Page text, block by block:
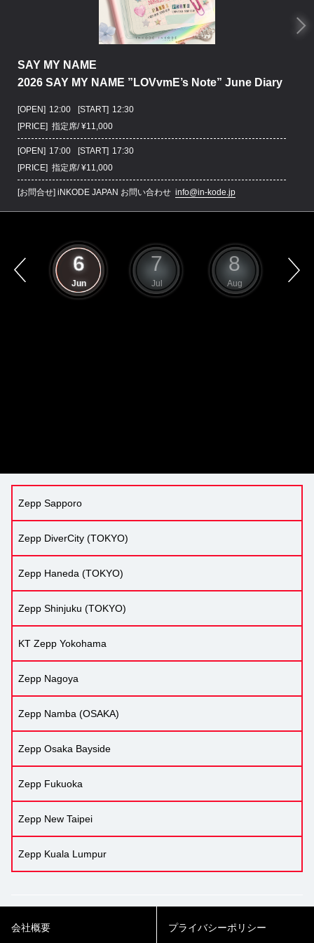
SAY MY NAME
2026 SAY MY NAME ”LOVvmE’s Note” June Diary
[OPEN] 12:00 [START] 12:30
[PRICE] 指定席/ ¥11,000
[OPEN] 17:00 [START] 17:30
[PRICE] 指定席/ ¥11,000
[お問合せ] iNKODE JAPAN お問い合わせ info@in-kode.jp
6
Jun
7
Jul
8
Aug
Zepp Sapporo
Zepp DiverCity (TOKYO)
Zepp Haneda (TOKYO)
Zepp Shinjuku (TOKYO)
KT Zepp Yokohama
Zepp Nagoya
Zepp Namba (OSAKA)
Zepp Osaka Bayside
Zepp Fukuoka
Zepp New Taipei
Zepp Kuala Lumpur
会社概要 プライバシーポリシー